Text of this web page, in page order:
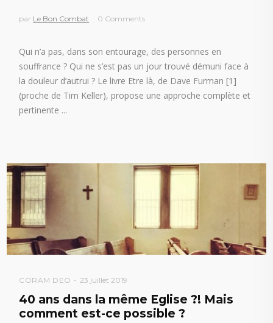
par Le Bon Combat 0 Comments
Qui n’a pas, dans son entourage, des personnes en
souffrance ? Qui ne s’est pas un jour trouvé démuni face à
la douleur d’autrui ? Le livre Etre là, de Dave Furman [1]
(proche de Tim Keller), propose une approche complète et
pertinente
CORAM DEO 23 juillet 2019
40 ans dans la même Eglise ?! Mais
comment est-ce possible ?